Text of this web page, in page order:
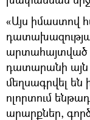
«Այս իմաստով
արտահայտված
դատարանի այն
մեղսագրվել են
ոլորտում
արարքներ,